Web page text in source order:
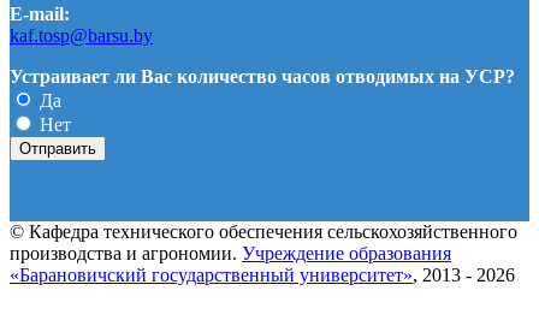
E-mail:
kaf.tosp@barsu.by
Устраивает ли Вас количество часов отводимых на УСР?
Да
Нет
© Кафедра технического обеспечения сельскохозяйственного
производства и агрономии. Учреждение образования
«Барановичский государственный университет», 2013 - 2026